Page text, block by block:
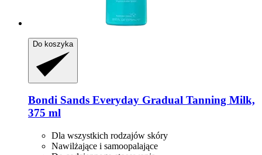
Do koszyka
Bondi Sands Everyday Gradual Tanning Milk,
375 ml
Dla wszystkich rodzajów skóry
Nawilżające i samoopalające